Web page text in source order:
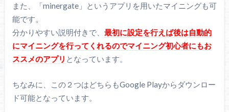
また、「minergate」というアプリを用いたマイニングも可
能です。
分かりやすい説明付きで、 最初に設定を行えば後は自動的
にマイニングを行ってくれるのでマイニング初心者にもお
ススメのアプリ となっています。
ちなみに、この２つはどちらもGoogle Playからダウンロー
ド可能となっています。